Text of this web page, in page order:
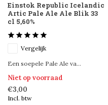
Einstok Republic Icelandic
Artic Pale Ale Ale Blik 33
cl 5,60%
Vergelijk
Een soepele Pale Ale va...
Niet op voorraad
€3,00
Incl. btw